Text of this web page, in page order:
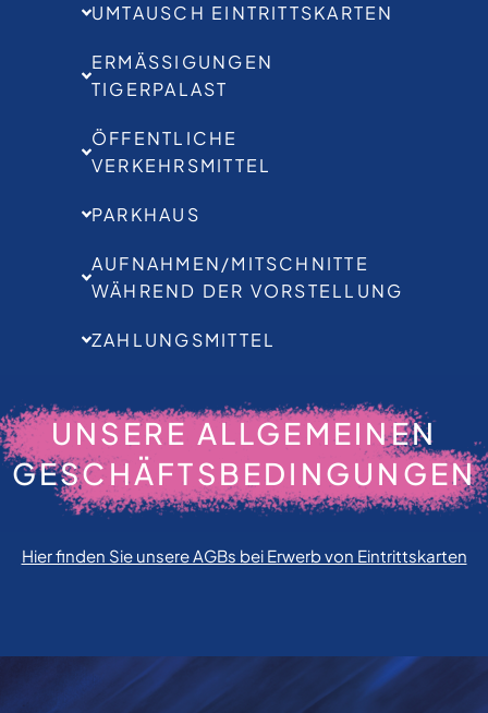
UMTAUSCH EINTRITTSKARTEN
ERMÄSSIGUNGEN T
IGERPALAST
ÖFFENTLICHE
VERKEHRSMITTEL
PARKHAUS
AUFNAHMEN/MITSCHNITTE
WÄHREND DER VORSTELLUNG
ZAHLUNGSMITTEL
UNSERE ALLGEMEINEN
GESCHÄFTSBEDINGUNGEN
Hier finden Sie unsere AGBs bei Erwerb von Eintrittskarten